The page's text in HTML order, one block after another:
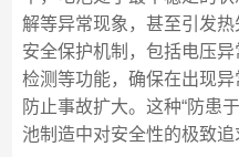
解等异常现象，甚至引发
安全保护机制，包括电压
检测等功能，确保在出现异
防止事故扩大。这种“防患
池制造中对安全性的极致追